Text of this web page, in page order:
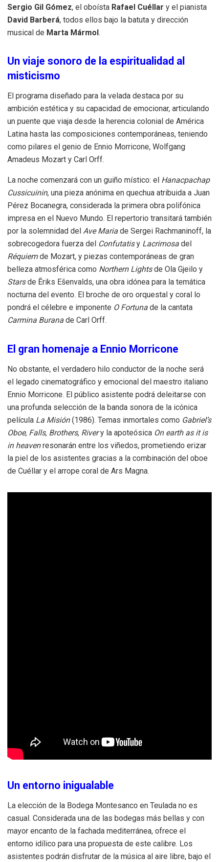
Sergio Gil Gómez, el oboísta Rafael Cuéllar y el pianista
David Barberá, todos ellos bajo la batuta y dirección
musical de Marta Mármol .
Un viaje sonoro de la espiritualidad al
misticismo
El programa diseñado para la velada destaca por su
ambición estética y su capacidad de emocionar, articulando
un puente que viaja desde la herencia colonial de América
Latina hasta las composiciones contemporáneas, teniendo
como pilares el genio de Ennio Morricone, Wolfgang
Amadeus Mozart y Carl Orff.
La noche comenzará con un guiño místico: el Hanacpachap
Cussicuinin, una pieza anónima en quechua atribuida a Juan
Pérez Bocanegra, considerada la primera obra polifónica
impresa en el Nuevo Mundo. El repertorio transitará también
por la solemnidad del Ave Maria de Sergei Rachmaninoff, la
sobrecogedora fuerza del Confutatisy Lacrimosa del
Réquiemde Mozart, y piezas contemporáneas de gran
belleza atmosférica como Northern Lightsde Ola Gjeilo y
Starsde Ēriks Ešenvalds, una obra idónea para la temática
nocturna del evento. El broche de oro orquestal y coral lo
pondrá el célebre e imponente O Fortuna de la cantata
Carmina Burana de Carl Orff.
El gran homenaje a Ennio Morricone
No obstante, el verdadero hilo conductor de la noche será
el legado cinematográfico y emocional del maestro italiano
Ennio Morricone. El público asistente podrá deleitarse con
una profunda selección de la banda sonora de la icónica
película La Misión(1986). Temas inmortales como Gabriel’s
Oboe, Falls, Brothers, Rivery la apoteósica On earth as it is
in heavenresonarán entre los viñedos, prometiendo erizar
la piel de los asistentes gracias a la combinación del oboe
de Cuéllar y el arrope coral de Ars Magna.
Un entorno inigualable
La elección de la Bodega Montesanco en Teulada no es
casual. Considerada una de las bodegas más bellas y con
mayor encanto de la fachada mediterránea, ofrece el
entorno idílico para una propuesta de este calibre. Los
asistentes podrán disfrutar de la música al aire libre, bajo el